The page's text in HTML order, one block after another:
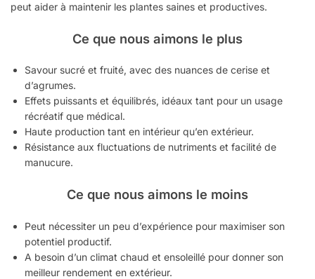
peut aider à maintenir les plantes saines et productives.
Ce que nous aimons le plus
Savour sucré et fruité, avec des nuances de cerise et
d’agrumes.
Effets puissants et équilibrés, idéaux tant pour un usage
récréatif que médical.
Haute production tant en intérieur qu’en extérieur.
Résistance aux fluctuations de nutriments et facilité de
manucure.
Ce que nous aimons le moins
Peut nécessiter un peu d’expérience pour maximiser son
potentiel productif.
A besoin d’un climat chaud et ensoleillé pour donner son
meilleur rendement en extérieur.